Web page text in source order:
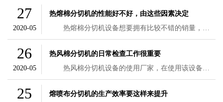
27
2020-05
热熔棉分切机的性能好不好，由这些因素决定
热熔棉分切机设备想要拥有比较不错的销量，那么设备自身的质量和性能都需要拥有比较不错的表现了。良好的性能可以让设备拥有比较不错的运转效果，对于用户的提升帮助还是很大的。那么，该机械设备的性能与哪些因素有关系呢?下面本文就来介绍一下，哪些因素能够决定分切机设备的性能。
26
2020-05
热风棉分切机的日常检查工作很重要
热风棉分切机设备的使用厂家，在使用该设备的过程中，需要注意到的一些事项还是比较多的。用户对这些注意事项有了了解之后，才能够更好地进行日常的生产加工工作。而这些需要注意的事项中有一项便是需要设备的使用者做好设备的日常检查工作了。下面本文就来简单地介绍一下，热风棉分切机的日常检查工作有多重要。
25
熔喷布分切机的生产效率要这样来提升